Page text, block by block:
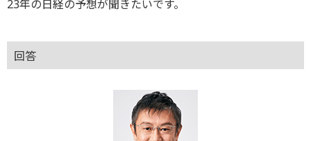
23年の日経の予想が聞きたいです。
回答